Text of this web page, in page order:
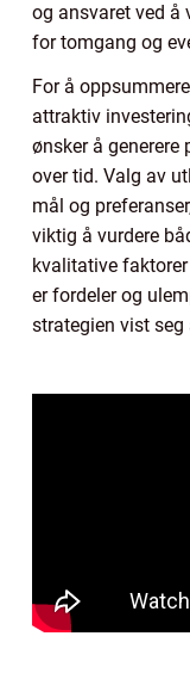
og ansvaret ved å
for tomgang og
For å
attraktiv
ønsker å
over tid. Valg av
mål og
viktig å vurdere
kvalitative
er fordeler og
strategien vist